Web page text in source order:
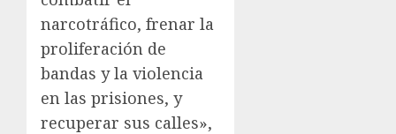
narcotráfico, frenar la
proliferación de
bandas y la violencia
en las prisiones, y
recuperar sus calles»,